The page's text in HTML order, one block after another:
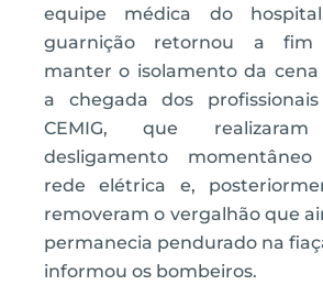
equipe médica do
guarnição retornou a fim
manter o isolamento da cena
a chegada dos
CEMIG, que
desligamento
rede elétrica e,
removeram o vergalhão que
permanecia pendurado na
informou os bombeiros.